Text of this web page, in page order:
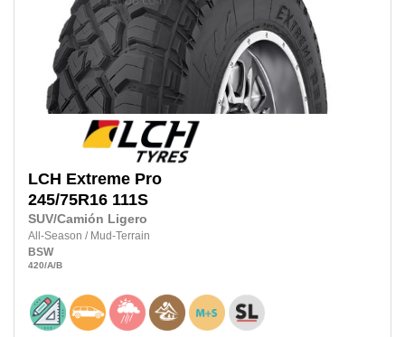
LCH Extreme Pro
245/75R16 111S
SUV/Camión Ligero
All-Season / Mud-Terrain
BSW
420/A/B